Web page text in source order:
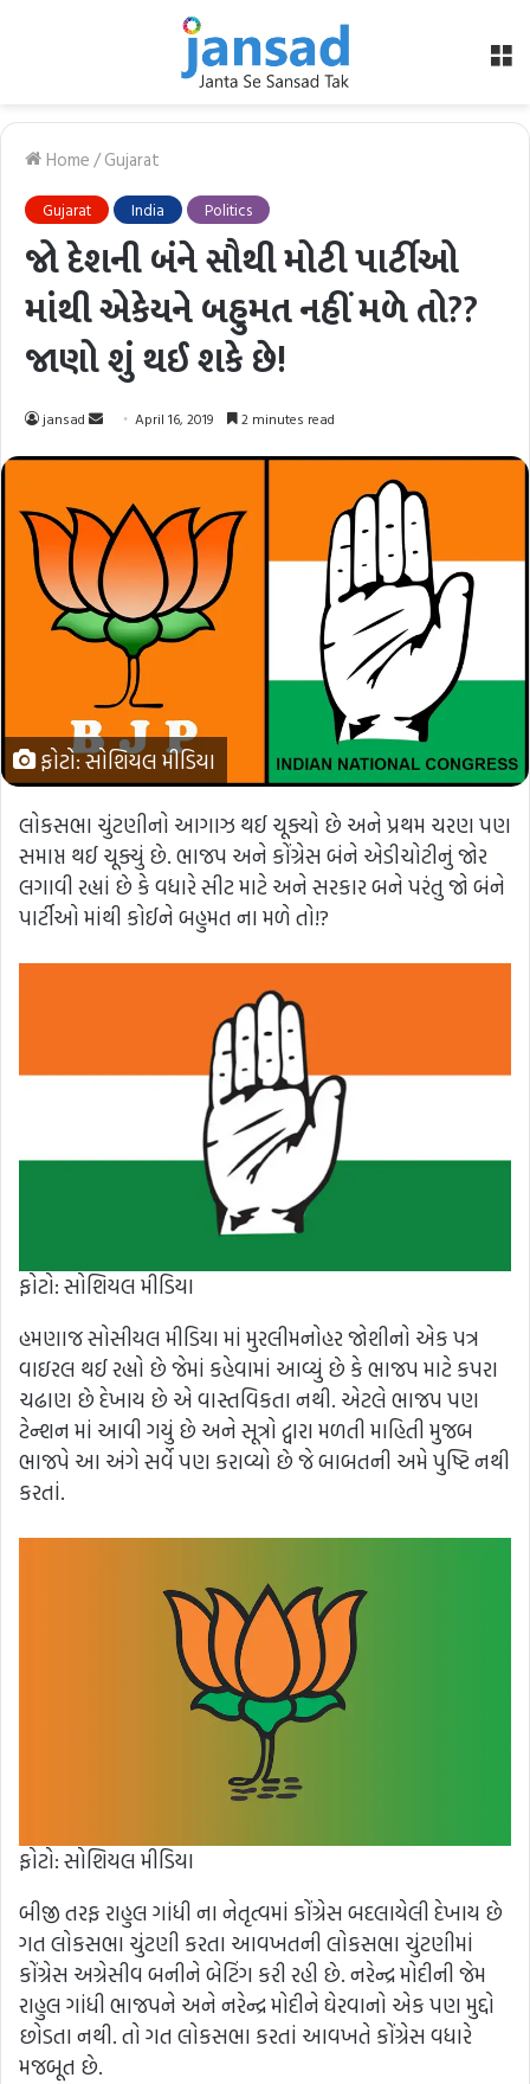
Home/Gujarat
Gujarat India Politics
જો દેશની બંને સૌથી મોટી પાર્ટીઓ
માંથી એકેયને બહુમત નહીં મળે તો??
જાણો શું થઈ શકે છે!
jansad
Send April 16, 2019 2 minutes read
ફોટો: સોશિયલ મીડિયા
લોકસભા ચુંટણીનો આગાઝ થઈ ચૂક્યો છે અને પ્રથમ ચરણ પણ
સમાપ્ત થઈ ચૂક્યું છે. ભાજપ અને કોંગ્રેસ બંને એડીચોટીનું જોર
લગાવી રહ્યાં છે કે વધારે સીટ માટે અને સરકાર બને પરંતુ જો બંને
પાર્ટીઓ માંથી કોઈને બહુમત ના મળે તો!?
ફોટો: સોશિયલ મીડિયા
હમણાજ સોસીયલ મીડિયા માં મુરલીમનોહર જોશીનો એક પત્ર
વાઇરલ થઈ રહ્યો છે જેમાં કહેવામાં આવ્યું છે કે ભાજપ માટે કપરા
ચઢાણ છે દેખાય છે એ વાસ્તવિકતા નથી. એટલે ભાજપ પણ
ટેન્શન માં આવી ગયું છે અને સૂત્રો દ્વારા મળતી માહિતી મુજબ
ભાજપે આ અંગે સર્વે પણ કરાવ્યો છે જે બાબતની અમે પુષ્ટિ નથી
કરતાં.
ફોટો: સોશિયલ મીડિયા
બીજી તરફ રાહુલ ગાંધી ના નેતૃત્વમાં કોંગ્રેસ બદલાયેલી દેખાય છે
ગત લોકસભા ચુંટણી કરતા આવખતની લોકસભા ચુંટણીમાં
કોંગ્રેસ અગ્રેસીવ બનીને બેટિંગ કરી રહી છે. નરેન્દ્ર મોદીની જેમ
રાહુલ ગાંધી ભાજપને અને નરેન્દ્ર મોદીને ઘેરવાનો એક પણ મુદ્દો
છોડતા નથી. તો ગત લોકસભા કરતાં આવખતે કોંગ્રેસ વધારે
મજબૂત છે.